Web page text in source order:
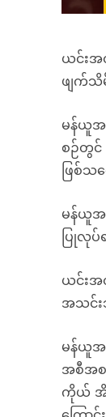
ယင်းအ
ဖျက်သိ
မန်ယူအ
စဉ်တွင်
ဖြစ်သ
မန်ယူအ
ပြုလုပ်
ယင်းအ
အသင်း
မန်ယူအ
အစီအစ
ကိုယ် အိ